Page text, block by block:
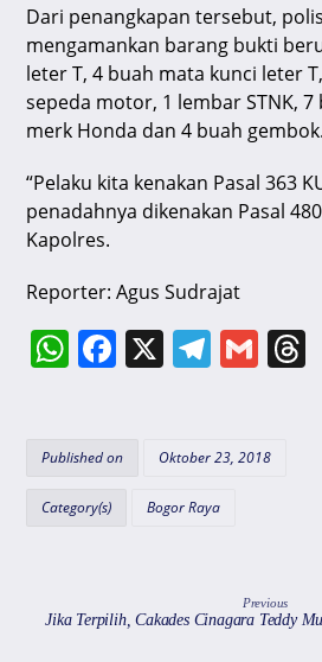
Dari penangkapan tersebut,
mengamankan barang bukti
leter T, 4 buah mata kunci leter
sepeda motor, 1 lembar STNK,
merk Honda dan 4 buah gembok.
“Pelaku kita kenakan Pasal 363
penadahnya dikenakan Pasal
Kapolres.
Reporter: Agus Sudrajat
W
s
A
F
e
k
X T
gr
a
G
l
Published on Oktober 23, 2018
Category(s) Bogor Raya
Previous
Jika Terpilih, Cakades Cinagara Teddy